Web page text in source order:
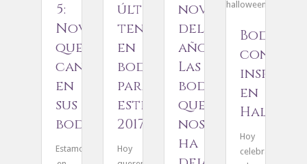
5:
Novios
que
cantan
en
sus
bodas
Estamos
últimas
tendencias
en
bodas
para
este
2017
Hoy
novias
del
año.
Las
bodas
que
nos
ha
Bodas
con
en
Hoy
celebramos